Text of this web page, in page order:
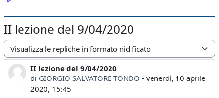
II lezione del 9/04/2020
Modalità visualizzazione
II lezione del 9/04/2020
di GIORGIO SALVATORE TONDO -venerdì, 10 aprile
2020, 15:45
Numero di risposte: 0